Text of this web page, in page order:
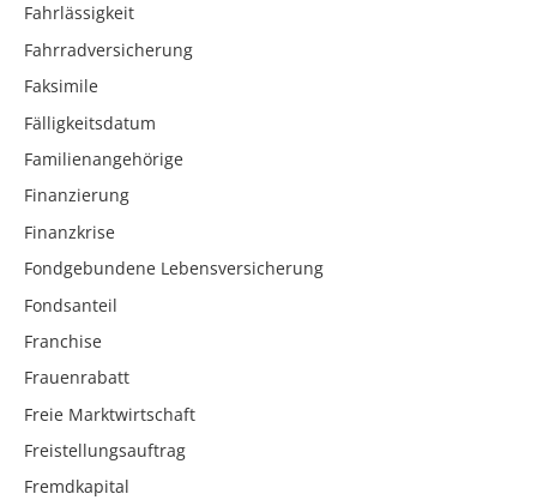
Fahrlässigkeit
Fahrradversicherung
Faksimile
Fälligkeitsdatum
Familienangehörige
Finanzierung
Finanzkrise
Fondgebundene Lebensversicherung
Fondsanteil
Franchise
Frauenrabatt
Freie Marktwirtschaft
Freistellungsauftrag
Fremdkapital